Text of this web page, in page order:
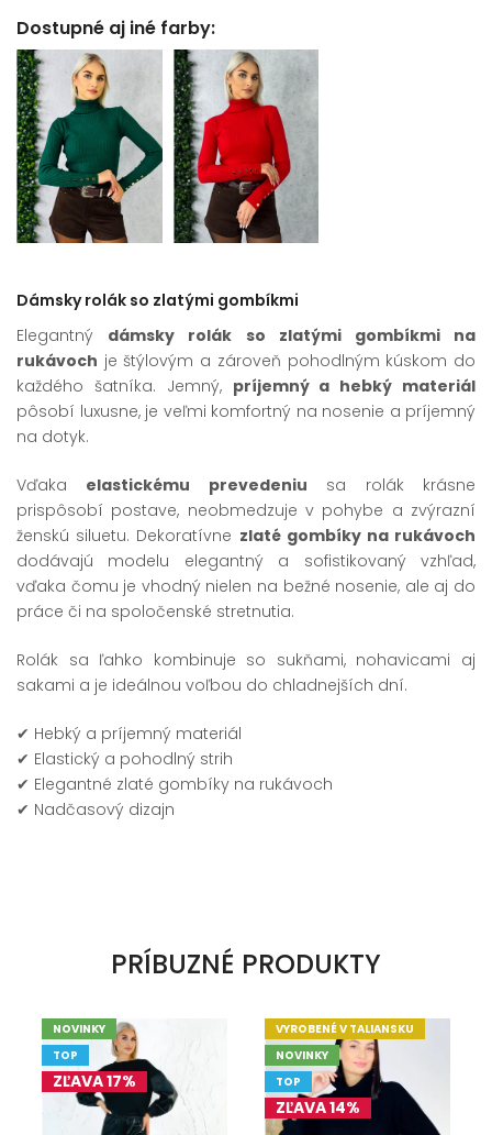
Dostupné aj iné farby:
Dámsky rolák so zlatými gombíkmi
Elegantný dámsky rolák so zlatými gombíkmi na
rukávoch je štýlovým a zároveň pohodlným kúskom do
každého šatníka. Jemný, príjemný a hebký materiál
pôsobí luxusne, je veľmi komfortný na nosenie a príjemný
na dotyk.
Vďaka elastickému prevedeniu sa rolák krásne
prispôsobí postave, neobmedzuje v pohybe a zvýrazní
ženskú siluetu. Dekoratívne zlaté gombíky na rukávoch
dodávajú modelu elegantný a sofistikovaný vzhľad,
vďaka čomu je vhodný nielen na bežné nosenie, ale aj do
práce či na spoločenské stretnutia.
Rolák sa ľahko kombinuje so sukňami, nohavicami aj
sakami a je ideálnou voľbou do chladnejších dní.
✔ Hebký a príjemný materiál
✔ Elastický a pohodlný strih
✔ Elegantné zlaté gombíky na rukávoch
✔ Nadčasový dizajn
PRÍBUZNÉ PRODUKTY
NOVINKY
TOP
ZĽAVA 17%
VYROBENÉ V TALIANSKU
NOVINKY
TOP
ZĽAVA 14%